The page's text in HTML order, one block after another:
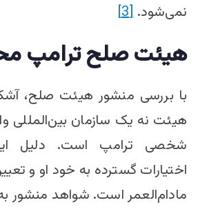
نمی‌شود.[3]
هیئت صلح ترامپ
با بررسی منشور هیئت صلح،
هیئت نه یک سازمان بین‌المللی
شخصی ترامپ است. دلیل
اختیارات گسترده به خود او و
مادام‌العمر است. شواهد منشور